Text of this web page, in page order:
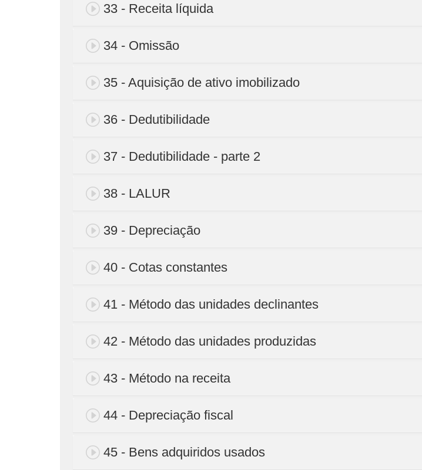
33 - Receita líquida
34 - Omissão
35 - Aquisição de ativo imobilizado
36 - Dedutibilidade
37 - Dedutibilidade - parte 2
38 - LALUR
39 - Depreciação
40 - Cotas constantes
41 - Método das unidades declinantes
42 - Método das unidades produzidas
43 - Método na receita
44 - Depreciação fiscal
45 - Bens adquiridos usados